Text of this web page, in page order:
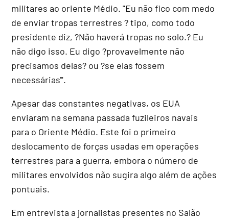
militares ao oriente Médio. "Eu não fico com medo
de enviar tropas terrestres ? tipo, como todo
presidente diz, ?Não haverá tropas no solo.? Eu
não digo isso. Eu digo ?provavelmente não
precisamos delas? ou ?se elas fossem
necessárias'".
Apesar das constantes negativas, os EUA
enviaram na semana passada fuzileiros navais
para o Oriente Médio. Este foi o primeiro
deslocamento de forças usadas em operações
terrestres para a guerra, embora o número de
militares envolvidos não sugira algo além de ações
pontuais.
Em entrevista a jornalistas presentes no Salão